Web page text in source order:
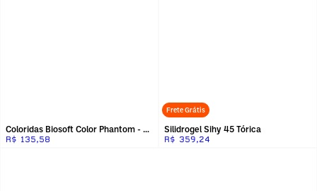
Coloridas Biosoft Color Phantom - Branca
R$ 135,58
Frete Grátis
Silidrogel Sihy 45 Tórica
R$ 359,24